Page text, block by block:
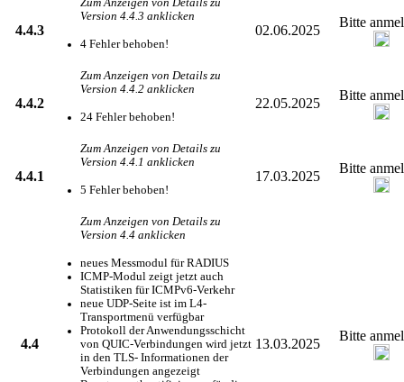
4.4.3
Zum Anzeigen von Details zu
Version 4.4.3 anklicken
4 Fehler behoben!
02.06.2025
Bitte
4.4.2
Zum Anzeigen von Details zu
Version 4.4.2 anklicken
24 Fehler behoben!
22.05.2025
Bitte
4.4.1
Zum Anzeigen von Details zu
Version 4.4.1 anklicken
5 Fehler behoben!
17.03.2025
Bitte
4.4
Zum Anzeigen von Details zu
Version 4.4 anklicken
neues Messmodul für RADIUS
ICMP-Modul zeigt jetzt auch
Statistiken für ICMPv6-Verkehr
neue UDP-Seite ist im L4-
Transportmenü verfügbar
Protokoll der Anwendungsschicht
von QUIC-Verbindungen wird jetzt
in den TLS- Informationen der
Verbindungen angezeigt
13.03.2025
Bitte